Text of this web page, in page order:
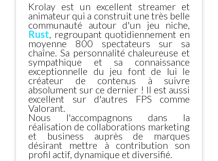
Krolay est un excellent streamer et
animateur qui a construit une très belle
communauté autour d'un jeu niche,
Rust, regroupant quotidiennement en
moyenne 800 spectateurs sur sa
chaîne. Sa personnalité chaleureuse et
sympathique et sa connaissance
exceptionnelle du jeu font de lui le
créateur de contenus à suivre
absolument sur ce dernier ! Il est aussi
excellent sur d'autres FPS comme
Valorant.
Nous l'accompagnons dans la
réalisation de collaborations marketing
et business auprès de marques
désirant mettre à contribution son
profil actif, dynamique et diversifié.